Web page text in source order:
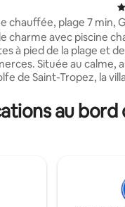
sur la base de 105
chauffée, plage 7 min,
charme avec piscine
à pied de la plage et
Située au calme,
de Saint-Tropez, la
Côte d’Azur en toute
au soleil, se
de qualité et
des espaces lumineux,
et accueillants.
au bord